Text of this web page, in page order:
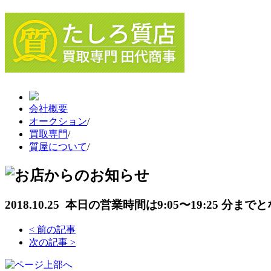
会社概要
オークション/
買取専門/
質屋について/
2018.10.25 本日の営業時間は9:05〜19:25 分までと
< 前の記事
次の記事 >